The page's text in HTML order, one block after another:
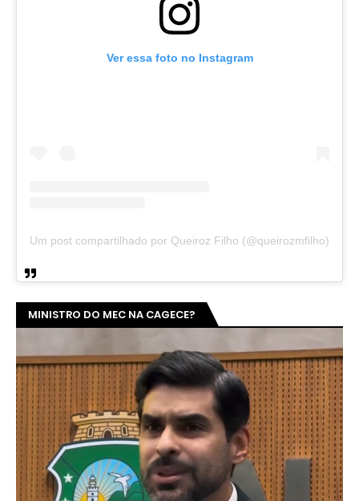
Ver essa foto no Instagram
Um post compartilhado por Queiroz Filho (@queirozmfilho)
MINISTRO DO MEC NA CAGECE?